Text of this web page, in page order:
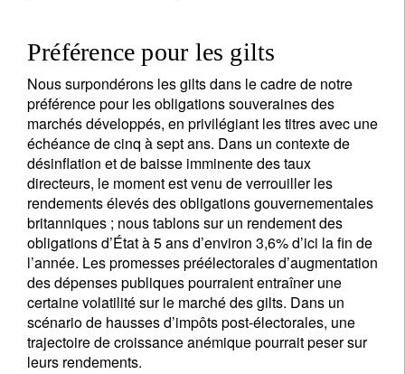
Préférence pour les gilts
Nous surpondérons les gilts dans le cadre de notre
préférence pour les obligations souveraines des
marchés développés, en privilégiant les titres avec une
échéance de cinq à sept ans. Dans un contexte de
désinflation et de baisse imminente des taux
directeurs, le moment est venu de verrouiller les
rendements élevés des obligations gouvernementales
britanniques ; nous tablons sur un rendement des
obligations d’État à 5 ans d’environ 3,6% d’ici la fin de
l’année. Les promesses préélectorales d’augmentation
des dépenses publiques pourraient entraîner une
certaine volatilité sur le marché des gilts. Dans un
scénario de hausses d’impôts post-électorales, une
trajectoire de croissance anémique pourrait peser sur
leurs rendements.